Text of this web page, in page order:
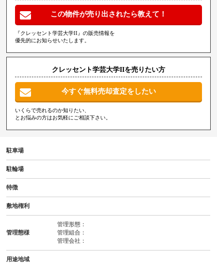
この物件が売り出されたら教えて！
『クレッセント学芸大学II』の販売情報を
優先的にお知らせいたします。
クレッセント学芸大学IIを売りたい方
今すぐ無料売却査定をしたい
いくらで売れるのか知りたい、
とお悩みの方はお気軽にご相談下さい。
駐車場
駐輪場
特徴
敷地権利
管理態様
管理形態：
管理組合：
管理会社：
用途地域